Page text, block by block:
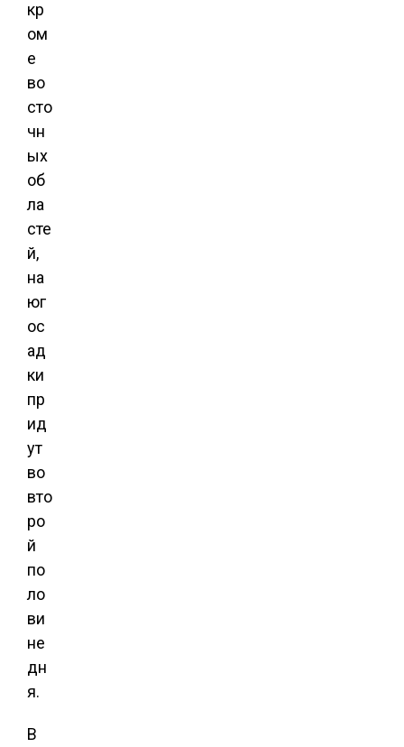
кр
ом
е
во
сто
чн
ых
об
ла
сте
й,
на
юг
ос
ад
ки
пр
ид
ут
во
вто
ро
й
по
ло
ви
не
дн
я.
В